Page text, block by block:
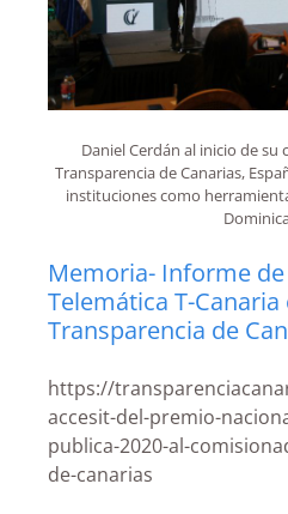
Daniel Cerdán al inicio de su
Transparencia de Canarias,
instituciones como
Memoria- Informe
Telemática T-
Transparencia de
https://
accesit-del-premio-
publica-2020-al-
de-canarias